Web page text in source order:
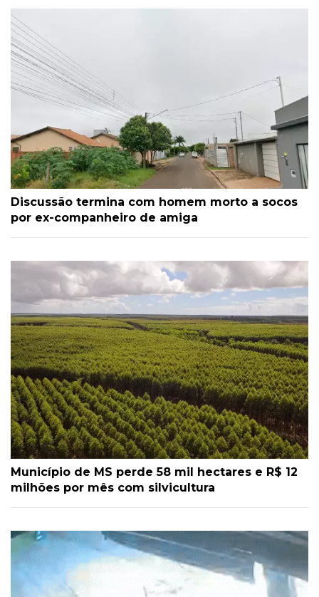
Discussão termina com homem morto a socos
por ex-companheiro de amiga
Município de MS perde 58 mil hectares e R$ 12
milhões por mês com silvicultura